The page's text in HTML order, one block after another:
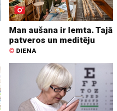
Man aušana ir lemta. Tajā
patveros un meditēju
© DIENA